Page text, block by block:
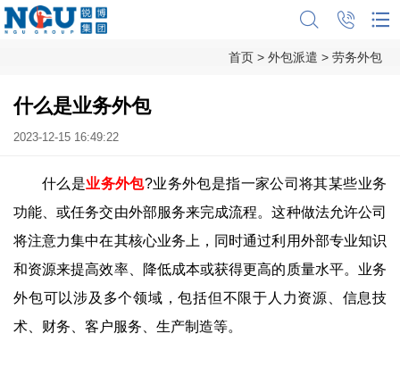
首页 > 外包派遣 > 劳务外包
什么是业务外包
2023-12-15 16:49:22
什么是业务外包?业务外包是指一家公司将其某些业务
功能、或任务交由外部服务来完成流程。这种做法允许公司
将注意力集中在其核心业务上，同时通过利用外部专业知识
和资源来提高效率、降低成本或获得更高的质量水平。业务
外包可以涉及多个领域，包括但不限于人力资源、信息技
术、财务、客户服务、生产制造等。